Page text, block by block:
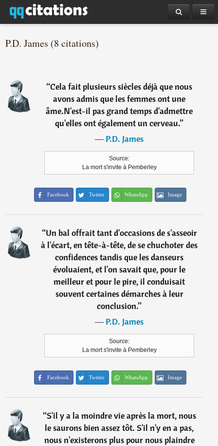
P.D. James (8 citations)
“Cela fait plusieurs siècles déjà que nous
avons admis que les femmes ont une
âme.N'est-il pas grand temps d'admettre
qu'elles ont également un cerveau.”
―P.D. James
Source:
La mort s'invite à Pemberley
Facebook Twitter WhatsApp Image
“Un bal offrait tant d'occasions de s'asseoir
à l'écart, en tête-à-tête, de se chuchoter des
confidences tandis que les danseurs
évoluaient, et l'on savait que, pour le
meilleur et pour le pire, il conduisait
souvent certaines démarches à leur
conclusion.”
―P.D. James
Source:
La mort s'invite à Pemberley
Facebook Twitter WhatsApp Image
“S'il y a la moindre vie après la mort, nous
le saurons bien assez tôt. S'il n'y en a pas,
nous n'existerons plus pour nous plaindre